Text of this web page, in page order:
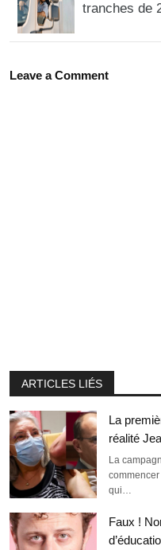
tranches de
Leave a Comment
ARTICLES LIÉS
La
réalité
La
qui…
Faux !